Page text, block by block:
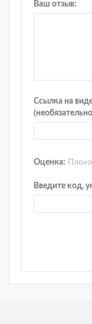
Ваш отзыв:
Ссылка на
Оценка: Плохо
Введите код,